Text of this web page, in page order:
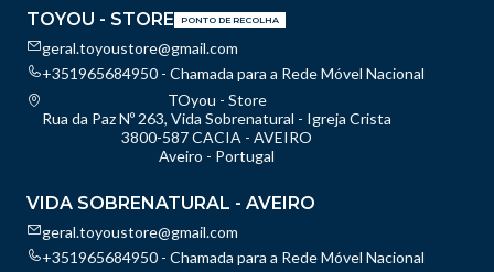
TOYOU - STORE PONTO DE RECOLHA
geral.toyoustore@gmail.com
+351965684950 - Chamada para a Rede Móvel Nacional
TOyou - Store
Rua da Paz Nº 263, Vida Sobrenatural - Igreja Crista
3800-587 CACIA - AVEIRO
Aveiro - Portugal
VIDA SOBRENATURAL - AVEIRO
geral.toyoustore@gmail.com
+351965684950 - Chamada para a Rede Móvel Nacional